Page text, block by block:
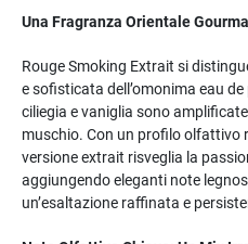
Una Fragranza Orientale
Rouge Smoking Extrait si
e sofisticata dell’omonima eau
ciliegia e vaniglia sono
muschio. Con un profilo olfattivo
versione extrait risveglia la
aggiungendo eleganti note
un’esaltazione raffinata e